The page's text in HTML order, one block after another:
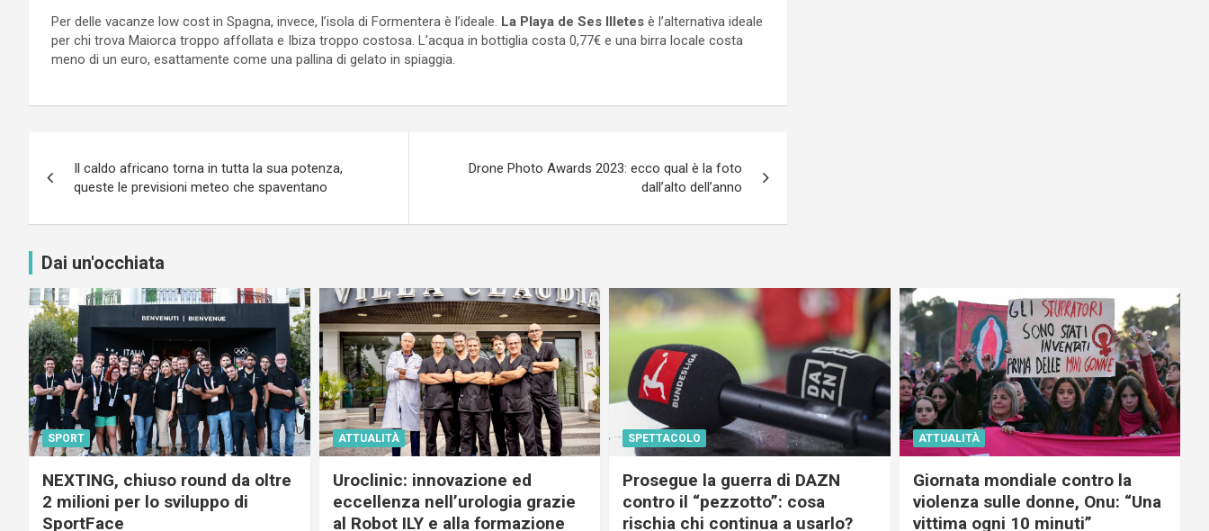
Per delle vacanze low cost in Spagna, invece, l’isola di Formentera è l’ideale. La Playa de Ses Illetes è l’alternativa ideale
per chi trova Maiorca troppo affollata e Ibiza troppo costosa. L’acqua in bottiglia costa 0,77€ e una birra locale costa
meno di un euro, esattamente come una pallina di gelato in spiaggia.
articoli
Il caldo africano torna in tutta la sua potenza,
queste le previsioni meteo che spaventano
Drone Photo Awards 2023: ecco qual è la foto
dall’alto dell’anno
Dai un'occhiata
SPORT
NEXTING, chiuso round da oltre
2 milioni per lo sviluppo di
SportFace
ATTUALITÀ
Uroclinic: innovazione ed
eccellenza nell’urologia grazie
al Robot ILY e alla formazione
SPETTACOLO
Prosegue la guerra di DAZN
contro il “pezzotto”: cosa
rischia chi continua a usarlo?
ATTUALITÀ
Giornata mondiale contro la
violenza sulle donne, Onu: “Una
vittima ogni 10 minuti”